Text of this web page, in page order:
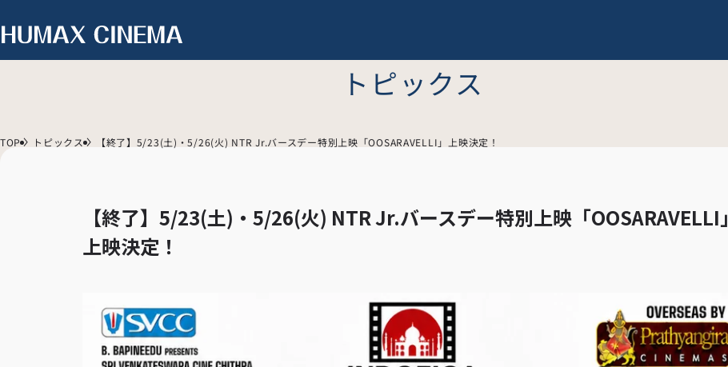
トピックス
TOP トピックス 【終了】5/23(土)・5/26(火) NTR Jr.バースデー特別上映「OOSARAVELLI」上映決定！
【終了】5/23(土)・5/26(火) NTR Jr.バースデー特別上映「OOSARAVELLI」
上映決定！